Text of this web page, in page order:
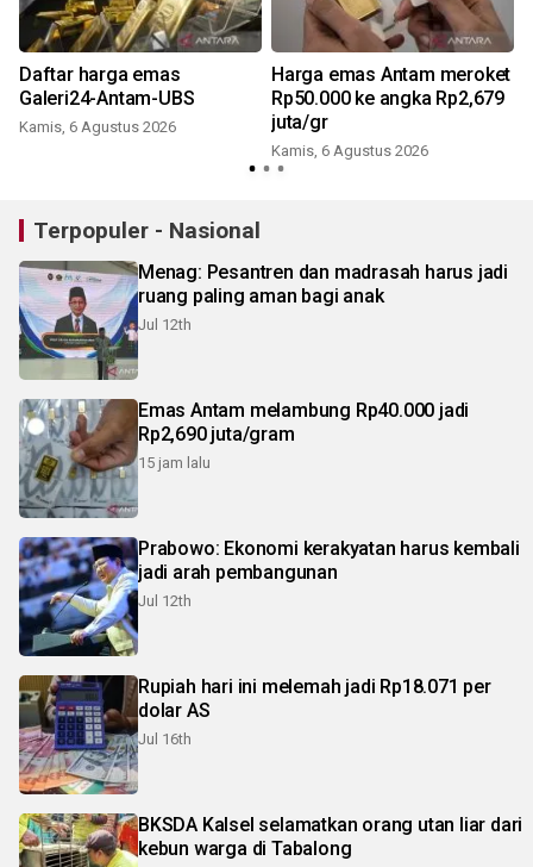
Daftar harga emas
Galeri24-Antam-UBS
Kamis, 6 Agustus 2026
Harga emas Antam meroket
Rp50.000 ke angka Rp2,679
juta/gr
Kamis, 6 Agustus 2026
Terpopuler - Nasional
Menag: Pesantren dan madrasah harus jadi
ruang paling aman bagi anak
Jul 12th
Emas Antam melambung Rp40.000 jadi
Rp2,690 juta/gram
15 jam lalu
Prabowo: Ekonomi kerakyatan harus kembali
jadi arah pembangunan
Jul 12th
Rupiah hari ini melemah jadi Rp18.071 per
dolar AS
Jul 16th
BKSDA Kalsel selamatkan orang utan liar dari
kebun warga di Tabalong